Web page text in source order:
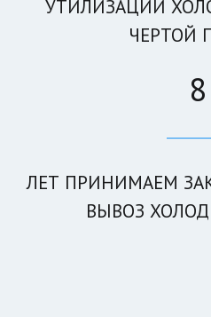
УТИЛИЗАЦИИ
ЧЕРТОЙ
8
ЛЕТ ПРИНИМАЕМ
ВЫВОЗ